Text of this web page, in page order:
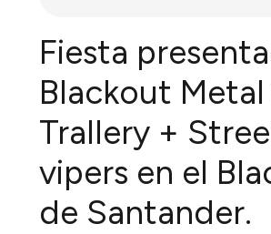
Fiesta
Blackout
Trallery +
vipers en el
de Santander.